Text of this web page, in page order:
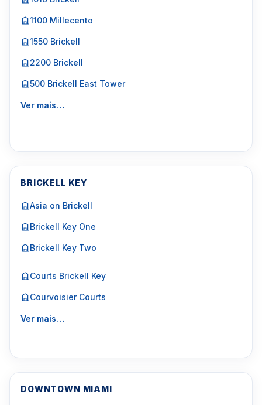
1100 Millecento
1550 Brickell
2200 Brickell
500 Brickell East Tower
Ver mais…
BRICKELL KEY
Asia on Brickell
Brickell Key One
Brickell Key Two
Courts Brickell Key
Courvoisier Courts
Ver mais…
DOWNTOWN MIAMI